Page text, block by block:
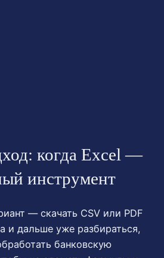
когда Excel —
инструмент
— скачать CSV или PDF
и дальше уже разбираться,
банковскую